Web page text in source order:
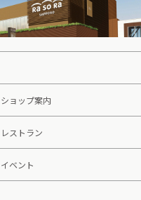
ショップ案内
レストラン
イベント